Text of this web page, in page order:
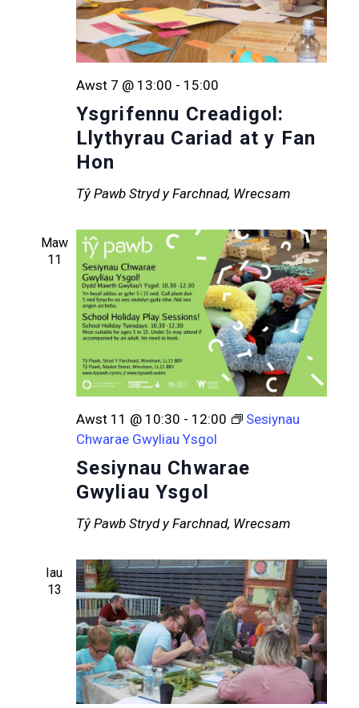
Ysgrifennu Creadigol:
Llythyrau Cariad at y Fan
Hon
Awst 7 @ 13:00 - 15:00
Tŷ Pawb Stryd y Farchnad, Wrecsam
Maw
11
Sesiynau Chwarae
Gwyliau Ysgol
Awst 11 @ 10:30 - 12:00
Sesiynau
Chwarae Gwyliau Ysgol
Tŷ Pawb Stryd y Farchnad, Wrecsam
Iau
13